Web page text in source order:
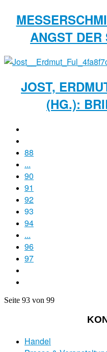
ANGST DER
JOST,
(HG.):
88
...
90
91
92
93
94
...
96
97
Seite 93 von 99
Handel